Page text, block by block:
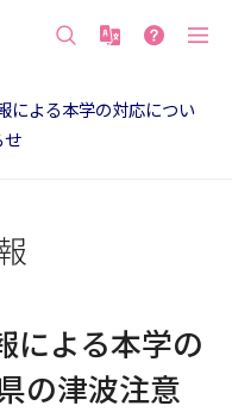
による本学の対応につい
せ
による本学の
の津波注意